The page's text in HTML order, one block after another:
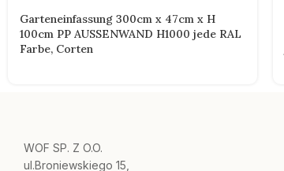
Garteneinfassung 300cm x 47cm x H
100cm PP AUSSENWAND H1000 jede RAL
Farbe, Corten
WOF SP. Z O.O.
ul.Broniewskiego 15,